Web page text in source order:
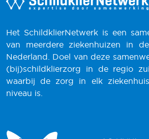
Het SchildklierNetwerk is een
van meerdere ziekenhuizen in
Nederland. Doel van deze
(bij)schildklierzorg in de regio
waarbij de zorg in elk
niveau is.